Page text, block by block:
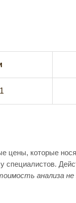
цены, которые
специалистов.
анализа не